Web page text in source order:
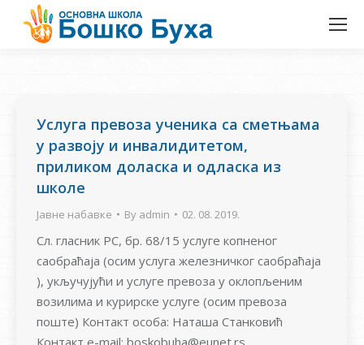
Услуга превоза ученика са сметњама
у развоју и инвалидитетом,
приликом доласка и одласка из
школе
Јавне набавке By admin 02. 08. 2019.
Сл. гласник РС, бр. 68/15 услуге копненог
саобраћаја (осим услуга железничког саобраћаја
), укључујући и услуге превоза у оклопљеним
возилима и курирске услуге (осим превоза
поште) Контакт особа: Наташа Станковић
Контакт e-mail: boskobuha@eunet.rs